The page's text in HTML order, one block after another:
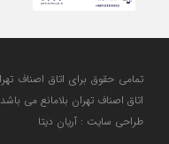
تمامی حقوق برای اتاق اصناف
اتاق اصناف تهران بلامانع مي
طراحی سایت : آریان دیتا